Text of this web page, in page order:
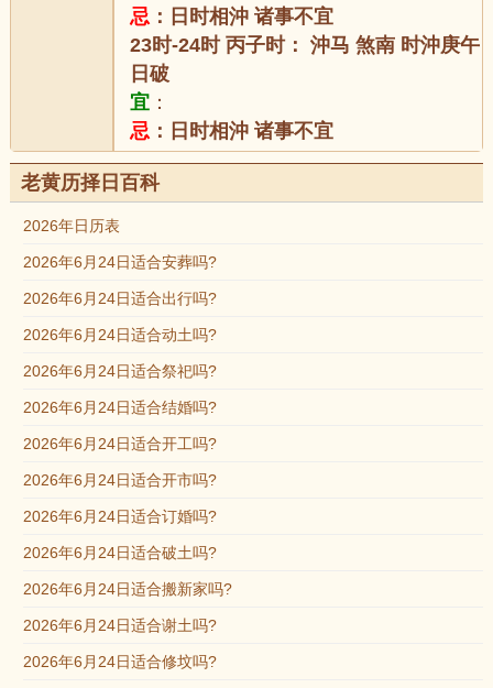
忌 ：日时相沖 诸事不宜
23时-24时 丙子时： 沖马 煞南 时沖庚午
日破
宜 ：
忌 ：日时相沖 诸事不宜
老黄历择日百科
2026年日历表
2026年6月24日适合安葬吗?
2026年6月24日适合出行吗?
2026年6月24日适合动土吗?
2026年6月24日适合祭祀吗?
2026年6月24日适合结婚吗?
2026年6月24日适合开工吗?
2026年6月24日适合开市吗?
2026年6月24日适合订婚吗?
2026年6月24日适合破土吗?
2026年6月24日适合搬新家吗?
2026年6月24日适合谢土吗?
2026年6月24日适合修坟吗?